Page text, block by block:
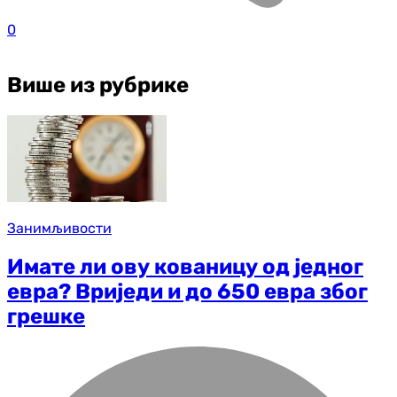
0
Више из рубрике
Занимљивости
Имате ли ову кованицу од једног
евра? Вриједи и до 650 евра због
грешке